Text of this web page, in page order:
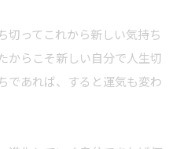
切ってこれから新しい気持ち
からこそ新しい自分で人生切
であれば、すると運気も変わ